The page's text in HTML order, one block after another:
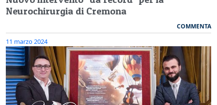
Neurochirurgia di Cremona
COMMENTA
11 marzo 2024